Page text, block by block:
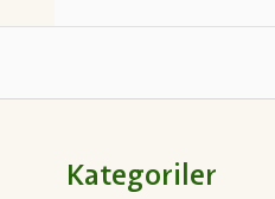
Kategoriler